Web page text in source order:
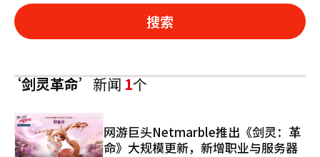
搜索
‘剑灵革命’新闻1个
网游巨头Netmarble推出《剑灵：革
命》大规模更新，新增职业与服务器